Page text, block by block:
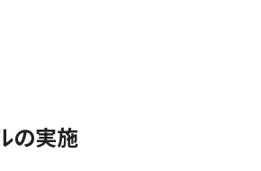
の実施